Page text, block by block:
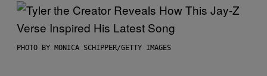
PHOTO BY MONICA SCHIPPER/GETTY IMAGES